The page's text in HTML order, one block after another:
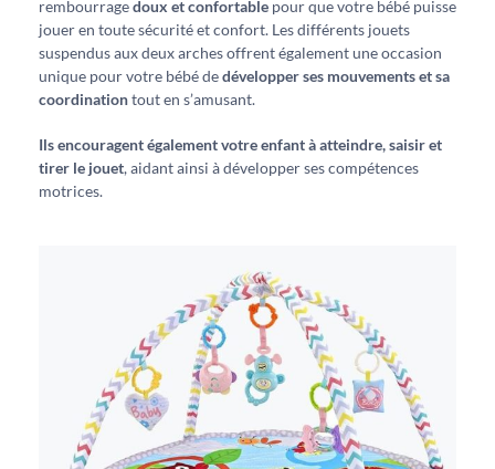
rembourragedoux et confortable pour que votre bébé puisse
jouer en toute sécurité et confort. Les différents jouets
suspendus aux deux arches offrent également une occasion
unique pour votre bébé dedévelopper ses mouvements et sa
coordinationtout en s’amusant.
Ils encouragent également votre enfant à atteindre, saisir et
tirer le jouet, aidant ainsi à développer ses compétences
motrices.